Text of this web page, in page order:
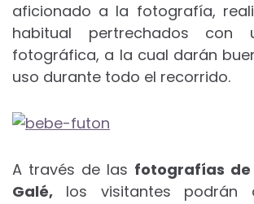
aficionado a la fotografía,
habitual pertrechados con
fotográfica, a la cual darán
uso durante todo el recorrido.
A través de las fotografías de
Galé, los visitantes podrán